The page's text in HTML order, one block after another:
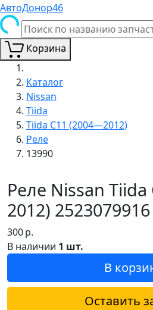
АвтоДонор46
Корзина
Каталог
Nissan
Tiida
Tiida C11 (2004—2012)
Реле
13990
Реле Nissan
2012)
300р.
В наличии 1 шт.
В
Оставить